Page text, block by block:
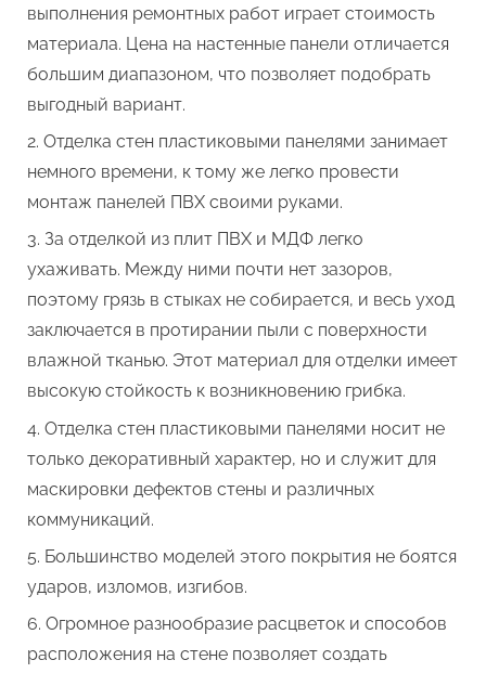
выполнения ремонтных работ играет стоимость
материала. Цена на настенные панели отличается
большим диапазоном, что позволяет подобрать
выгодный вариант.
Отделка стен пластиковыми панелями занимает
немного времени, к тому же легко провести
монтаж панелей ПВХ своими руками.
За отделкой из плит ПВХ и МДФ легко
ухаживать. Между ними почти нет зазоров,
поэтому грязь в стыках не собирается, и весь уход
заключается в протирании пыли с поверхности
влажной тканью. Этот материал для отделки имеет
высокую стойкость к возникновению грибка.
Отделка стен пластиковыми панелями носит не
только декоративный характер, но и служит для
маскировки дефектов стены и различных
коммуникаций.
Большинство моделей этого покрытия не боятся
ударов, изломов, изгибов.
Огромное разнообразие расцветок и способов
расположения на стене позволяет создать